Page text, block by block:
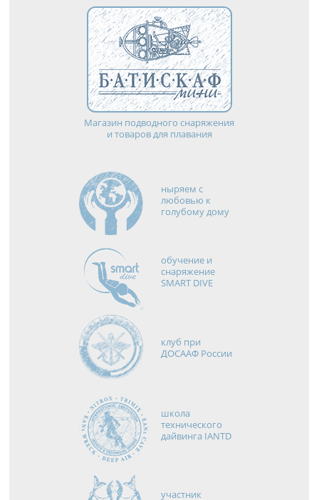
Магазин подводного снаряжения
и товаров для плавания
ныряем с
любовью к
голубому дому
обучение и
снаряжение
SMART DIVE
клуб при
ДОСААФ России
школа
технического
дайвинга IANTD
участник